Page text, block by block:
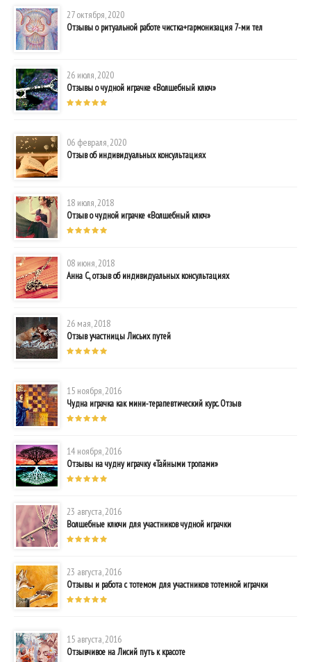
27 октября, 2020
Отзывы о ритуальной работе чистка+гармонизация 7-ми тел
26 июля, 2020
Отзывы о чудной играчке «Волшебный ключ»
06 февраля, 2020
Отзыв об индивидуальных консультациях
18 июля, 2018
Отзыв о чудной играчке «Волшебный ключ»
08 июня, 2018
Анна С., отзыв об индивидуальных консультациях
26 мая, 2018
Отзыв участницы Лисьих путей
15 ноября, 2016
Чудна играчка как мини-терапевтический курс. Отзыв
14 ноября, 2016
Отзывы на чудну играчку «Тайными тропами»
23 августа, 2016
Волшебные ключи для участников чудной играчки
23 августа, 2016
Отзывы и работа с тотемом для участников тотемной играчки
15 августа, 2016
Отзывчивое на Лисий путь к красоте